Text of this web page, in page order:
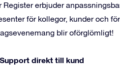
Register erbjuder
för kollegor, kunder och
blir oförglömligt!
Support direkt till kund